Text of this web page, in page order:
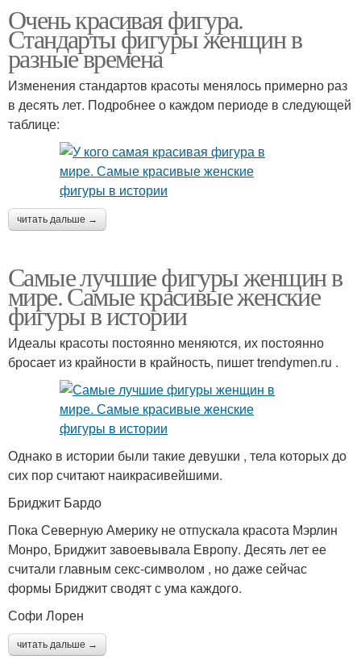
Очень красивая фигура.
Стандарты фигуры женщин в
разные времена
Изменения стандартов красоты менялось примерно раз
в десять лет. Подробнее о каждом периоде в следующей
таблице:
читать дальше →
Самые лучшие фигуры женщин в
мире. Самые красивые женские
фигуры в истории
Идеалы красоты постоянно меняются, их постоянно
бросает из крайности в крайность, пишет trendymen.ru .
Однако в истории были такие девушки , тела которых до
сих пор считают наикрасивейшими.
Бриджит Бардо
Пока Северную Америку не отпускала красота Мэрлин
Монро, Бриджит завоевывала Европу. Десять лет ее
считали главным секс-символом , но даже сейчас
формы Бриджит сводят с ума каждого.
Софи Лорен
читать дальше →